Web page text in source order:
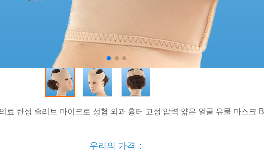
료 탄성 슬리브 마이크로 성형 외과 흉터 고정 압력 얇은 얼굴 유물 마스크 B
우리의 가격：